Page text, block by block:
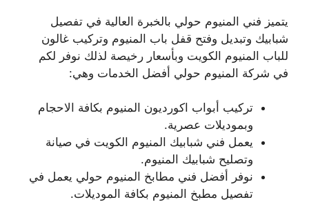
يتميز فني المنيوم حولي بالخبرة العالية في تفصيل
شبابيك وتبديل وفتح قفل باب المنيوم وتركيب غالون
للباب المنيوم الكويت وبأسعار رخيصة لذلك نوفر لكم
في شركة المنيوم حولي أفضل الخدمات وهي:
تركيب أبواب اكورديون المنيوم بكافة الاحجام
وبموديلات عصرية.
يعمل فني شبابيك المنيوم الكويت في صيانة
وتصليح شبابيك المنيوم.
نوفر أفضل فني مطابخ المنيوم حولي يعمل في
تفصيل مطبخ المنيوم بكافة الموديلات.